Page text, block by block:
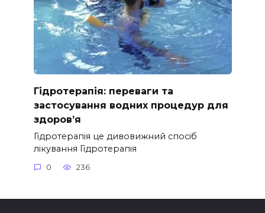
Гідротерапія: переваги та
застосування водних процедур для
здоров’я
Гідротерапія це дивовижний спосіб
лікування Гідротерапія
0 236